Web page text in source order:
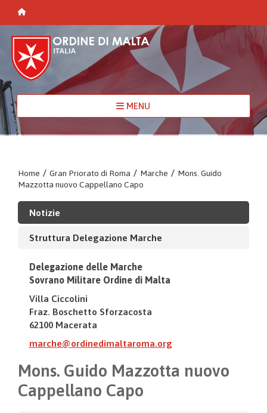
MENU
Home / Gran Priorato di Roma / Marche / Mons. Guido
Mazzotta nuovo Cappellano Capo
Notizie
Struttura Delegazione Marche
Delegazione delle Marche
Sovrano Militare Ordine di Malta
Villa Ciccolini
Fraz. Boschetto Sforzacosta
62100 Macerata
marche@ordinedimaltaroma.org
Mons. Guido Mazzotta nuovo
Cappellano Capo